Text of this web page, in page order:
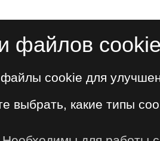
файлов
cookie для
выбрать, какие типы